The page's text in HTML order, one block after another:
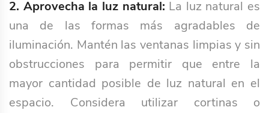
2. Aprovecha la luz natural: La luz natural es
una de las formas más agradables de
iluminación. Mantén las ventanas limpias y sin
obstrucciones para permitir que entre la
mayor cantidad posible de luz natural en el
espacio. Considera utilizar cortinas o